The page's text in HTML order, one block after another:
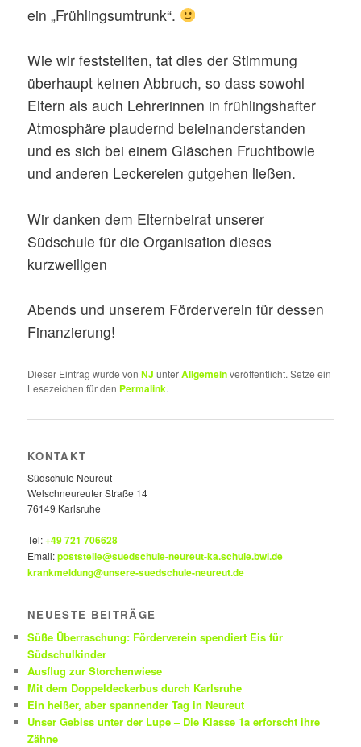
ein „Frühlingsumtrunk“.
Wie wir feststellten, tat dies der Stimmung
überhaupt keinen Abbruch, so dass sowohl
Eltern als auch Lehrerinnen in frühlingshafter
Atmosphäre plaudernd beieinanderstanden
und es sich bei einem Gläschen Fruchtbowle
und anderen Leckereien gutgehen ließen.
Wir danken dem Elternbeirat unserer
Südschule für die Organisation dieses
kurzweiligen
Abends und unserem Förderverein für dessen
Finanzierung!
Dieser Eintrag wurde vonNJ unterAllgemeinveröffentlicht. Setze ein
Lesezeichen für den Permalink.
KONTAKT
Südschule Neureut
Welschneureuter Straße 14
76149 Karlsruhe
Tel:+49 721 706628
Email:poststelle@suedschule-neureut-ka.schule.bwl.de
krankmeldung@unsere-suedschule-neureut.de
NEUESTE BEITRÄGE
Süße Überraschung: Förderverein spendiert Eis für
Südschulkinder
Ausflug zur Storchenwiese
Mit dem Doppeldeckerbus durch Karlsruhe
Ein heißer, aber spannender Tag in Neureut
Unser Gebiss unter der Lupe – Die Klasse 1a erforscht ihre
Zähne